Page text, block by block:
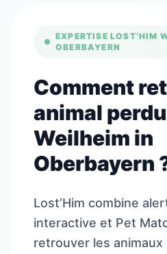
EXPERTISE LOST’HIM
OBERBAYERN
Comment
animal
Weilheim in
Oberbayern
Lost’Him combine
interactive et Pet
retrouver les